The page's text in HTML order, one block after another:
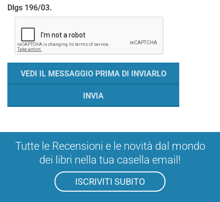
Dlgs 196/03.
Tutte le Recensioni e le novità dal mondo
dei libri nella tua casella email!
ISCRIVITI SUBITO